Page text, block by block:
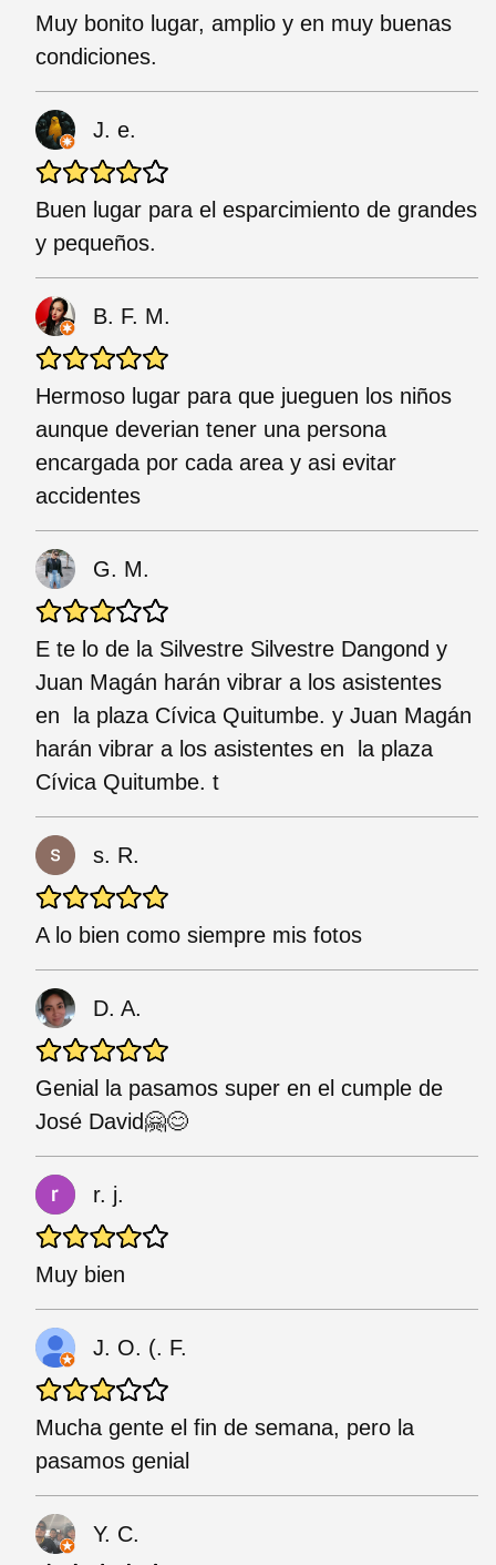
Muy bonito lugar, amplio y en muy buenas
condiciones.
J. e.
Buen lugar para el esparcimiento de grandes
y pequeños.
B. F. M.
Hermoso lugar para que jueguen los niños
aunque deverian tener una persona
encargada por cada area y asi evitar
accidentes
G. M.
E te lo de la Silvestre Silvestre Dangond y
Juan Magán harán vibrar a los asistentes
en la plaza Cívica Quitumbe. y Juan Magán
harán vibrar a los asistentes en la plaza
Cívica Quitumbe. t
s. R.
A lo bien como siempre mis fotos
D. A.
Genial la pasamos super en el cumple de
José David🤗😊
r. j.
Muy bien
J. O. (. F.
Mucha gente el fin de semana, pero la
pasamos genial
Y. C.